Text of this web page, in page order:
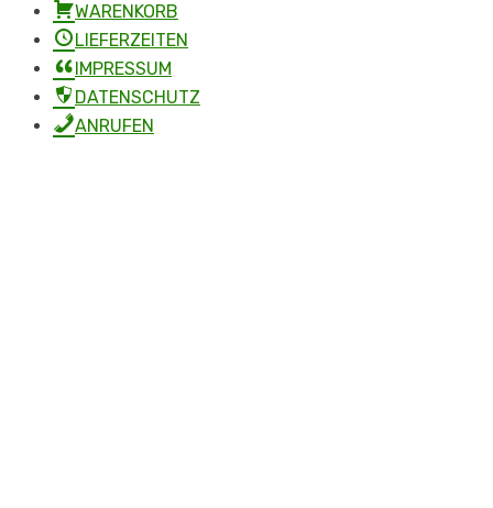
WARENKORB
LIEFERZEITEN
IMPRESSUM
DATENSCHUTZ
ANRUFEN